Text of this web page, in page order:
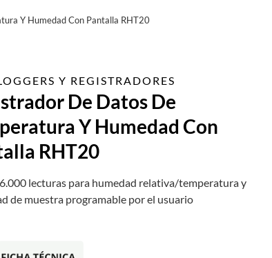
Y Humedad Con Pantalla RHT20
Y REGISTRADORES
De Datos De
Y Humedad Con
RHT20
lecturas para humedad relativa/temperatura y
de muestra programable por el usuario